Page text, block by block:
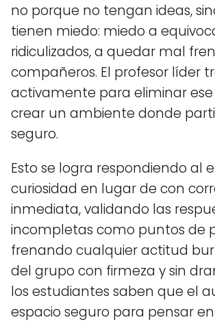
no porque no tengan ideas,
tienen miedo: miedo a
ridiculizados, a quedar mal
compañeros. El profesor líder
activamente para eliminar
crear un ambiente donde
seguro.
Esto se logra respondiendo al
curiosidad en lugar de con
inmediata, validando las
incompletas como puntos de
frenando cualquier actitud
del grupo con firmeza y sin
los estudiantes saben que el
espacio seguro para pensar